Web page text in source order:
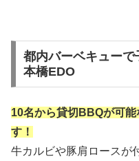
都内バーベキュー
本橋EDO
10名から貸切BBQが可
す！
牛カルビや豚肩ロースが